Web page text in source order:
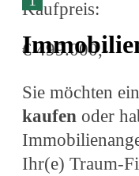
Kaufpreis:
€ 499.000,-
Sie möchten
kaufen oder
Ihr(e) Traum-